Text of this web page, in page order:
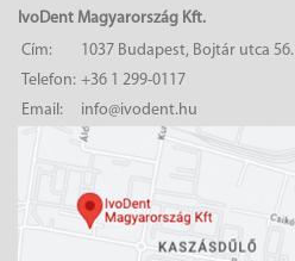
IvoDent Magyarország Kft.
Cím:
1037 Budapest, Bojtár utca 56.
Telefon: +36 1 299-0117
Email:
info@ivodent.hu